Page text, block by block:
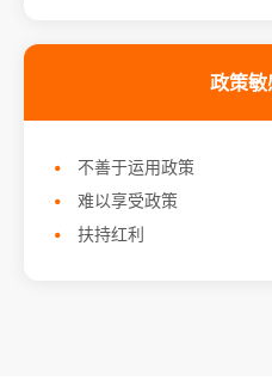
政策
不善于运用政策
难以享受政策
扶持红利